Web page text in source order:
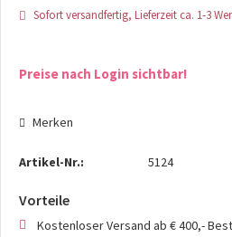
Sofort versandfertig, Lieferzeit ca. 1-3
Preise nach Login sichtbar!
Merken
Artikel-Nr.: 5124
Vorteile
Kostenloser Versand ab € 400,-